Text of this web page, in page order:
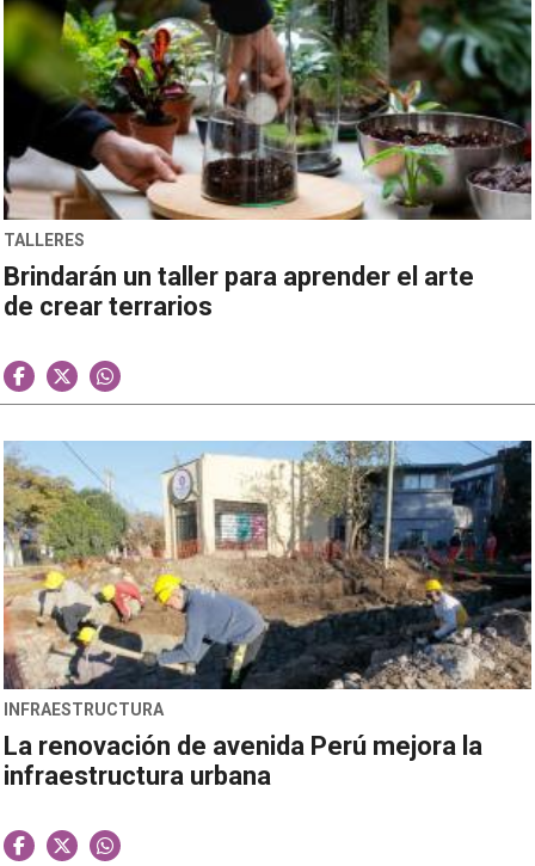
TALLERES
Brindarán un taller para aprender el arte
de crear terrarios
INFRAESTRUCTURA
La renovación de avenida Perú mejora la
infraestructura urbana